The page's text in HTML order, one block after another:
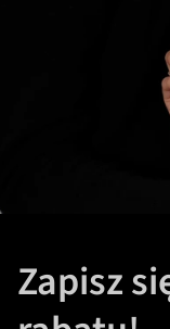
Zapisz